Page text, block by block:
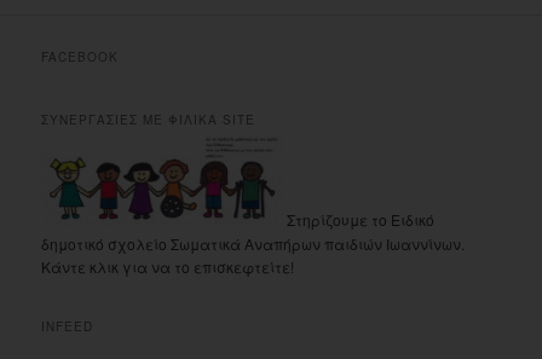
FACEBOOK
ΣΥΝΕΡΓΑΣΙΕΣ ΜΕ ΦΙΛΙΚΑ SITE
Στηρίζουμε το Ειδικό
δημοτικό σχολείο Σωματικά Αναπήρων παιδιών Ιωαννίνων.
Κάντε κλικ για να το επισκεφτείτε!
INFEED